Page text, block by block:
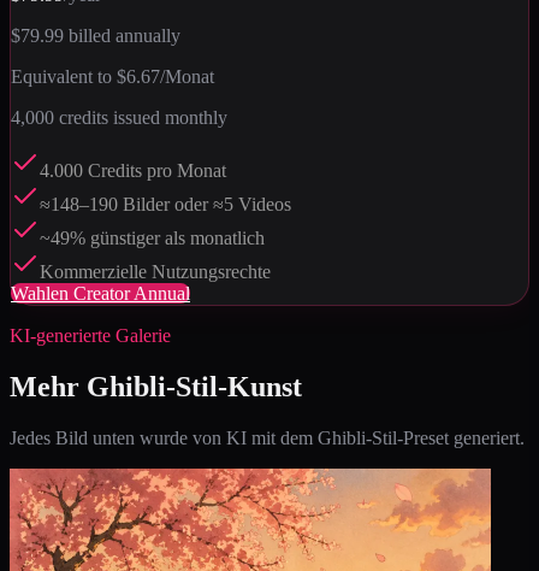
$79.99 billed annually
Equivalent to $6.67/Monat
4,000 credits issued monthly
4.000 Credits pro Monat
≈148–190 Bilder oder ≈5 Videos
~49% günstiger als monatlich
Kommerzielle Nutzungsrechte
Wahlen Creator Annual
KI-generierte Galerie
Mehr Ghibli-Stil-Kunst
Jedes Bild unten wurde von KI mit dem Ghibli-Stil-Preset generiert.